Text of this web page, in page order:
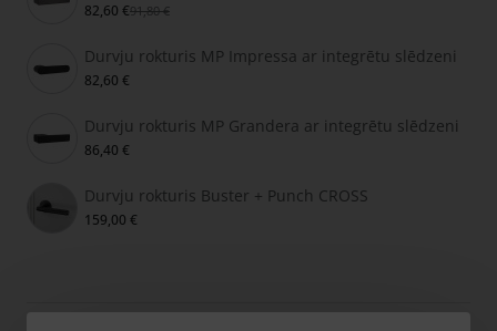
82,60 €91,80 €
Durvju rokturis MP Impressa ar integrētu slēdzeni
82,60 €
Durvju rokturis MP Grandera ar integrētu slēdzeni
86,40 €
Durvju rokturis Buster + Punch CROSS
159,00 €